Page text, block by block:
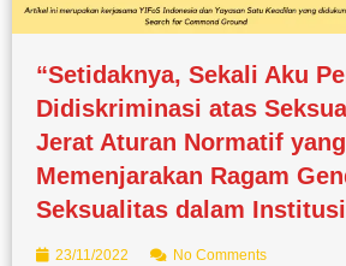
“Setidaknya, Sekali Aku
Didiskriminasi atas
Jerat Aturan Normatif yang
Memenjarakan Ragam
Seksualitas dalam
23/11/2022 No Comments